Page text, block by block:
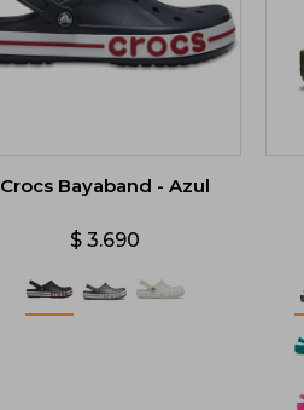
Crocs Bayaband - Azul
$ 3.690